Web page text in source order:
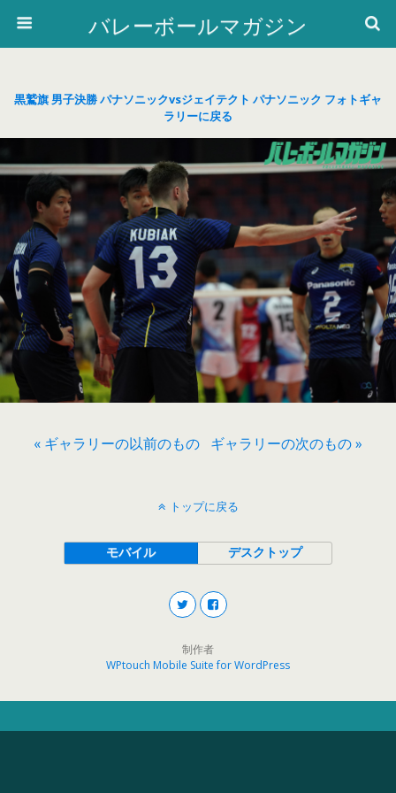
バレーボールマガジン
黒鷲旗 男子決勝 パナソニックvsジェイテクト パナソニック フォトギャ
ラリーに戻る
« ギャラリーの以前のもの ギャラリーの次のもの »
トップに戻る
モバイル デスクトップ
制作者
WPtouch Mobile Suite for WordPress